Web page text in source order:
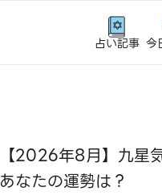
占い記事 今
【2026年8月】九星
あなたの運勢は？